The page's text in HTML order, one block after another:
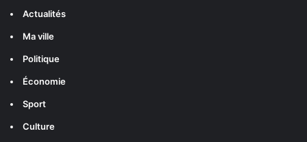
Actualités
Ma ville
Politique
Économie
Sport
Culture